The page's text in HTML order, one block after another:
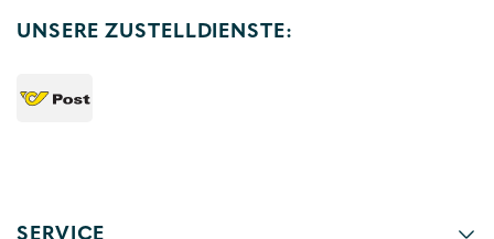
UNSERE ZUSTELLDIENSTE:
SERVICE